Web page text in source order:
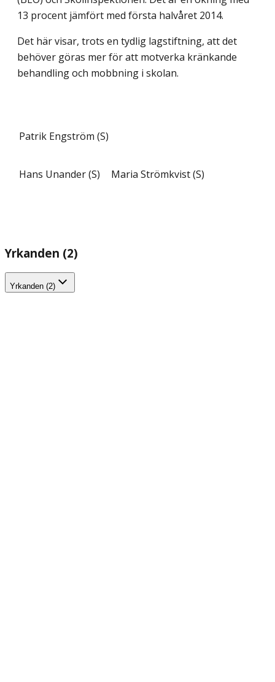
13 procent jämfört med första halvåret 2014.
Det här visar, trots en tydlig lagstiftning, att det
behöver göras mer för att motverka kränkande
behandling och mobbning i skolan.
Patrik Engström (S)
Hans Unander (S) Maria Strömkvist (S)
Yrkanden (2)
Yrkanden (2)